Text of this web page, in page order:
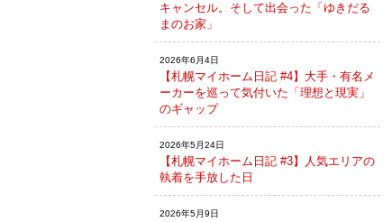
キャンセル。そして出会った「ゆきだる
まのお家」
2026年6月4日
【札幌マイホーム日記 #4】大手・有名メ
ーカーを巡って気付いた「理想と現実」
のギャップ
2026年5月24日
【札幌マイホーム日記 #3】人気エリアの
執着を手放した日
2026年5月9日